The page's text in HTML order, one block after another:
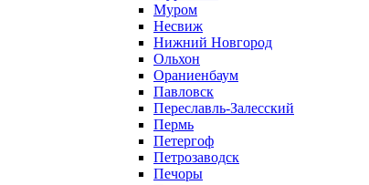
Муром
Несвиж
Нижний Новгород
Ольхон
Ораниенбаум
Павловск
Переславль-Залесский
Пермь
Петергоф
Петрозаводск
Печоры